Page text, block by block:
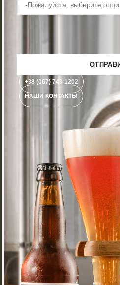
+38 (067) 743-1202
НАШИ КОНТАКТЫ